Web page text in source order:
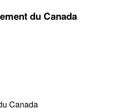
du Canada